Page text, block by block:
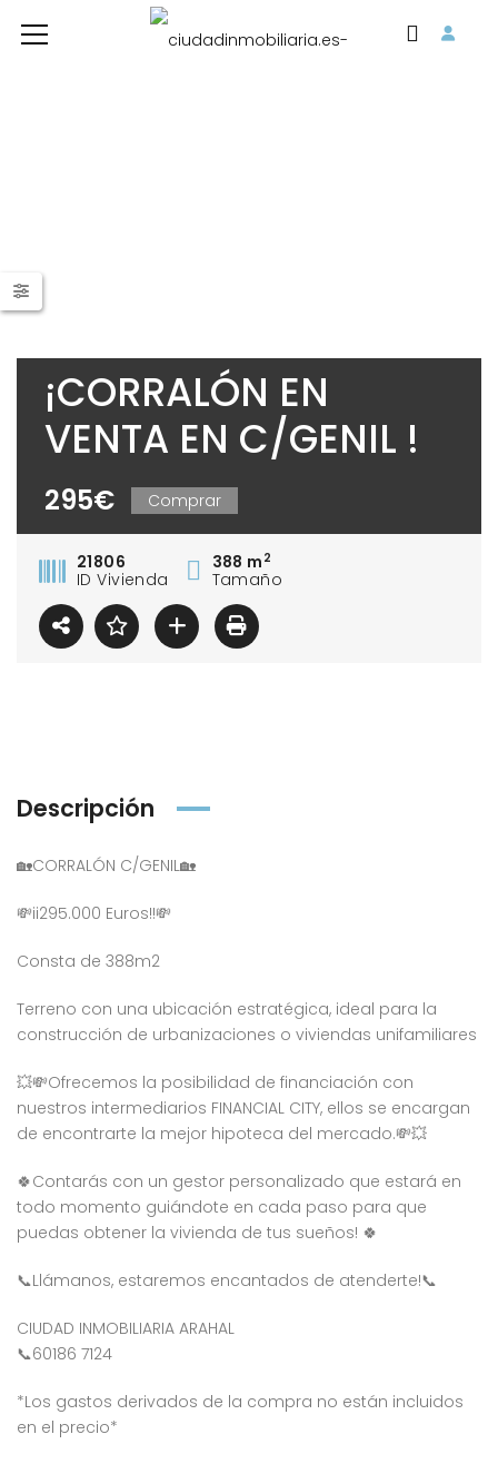
¡CORRALÓN EN
VENTA EN C/GENIL !
295€ Comprar
21806
ID Vivienda
388 m 2
Tamaño
Descripción
🏡CORRALÓN C/GENIL🏡
💸ii295.000 Euros!!💸
Consta de 388m2
Terreno con una ubicación estratégica, ideal para la
construcción de urbanizaciones o viviendas unifamiliares
💥💸Ofrecemos la posibilidad de financiación con
nuestros intermediarios FINANCIAL CITY, ellos se encargan
de encontrarte la mejor hipoteca del mercado.💸💥
🍀Contarás con un gestor personalizado que estará en
todo momento guiándote en cada paso para que
puedas obtener la vivienda de tus sueños! 🍀
📞Llámanos, estaremos encantados de atenderte!📞
CIUDAD INMOBILIARIA ARAHAL
📞60186 7124
*Los gastos derivados de la compra no están incluidos
en el precio*